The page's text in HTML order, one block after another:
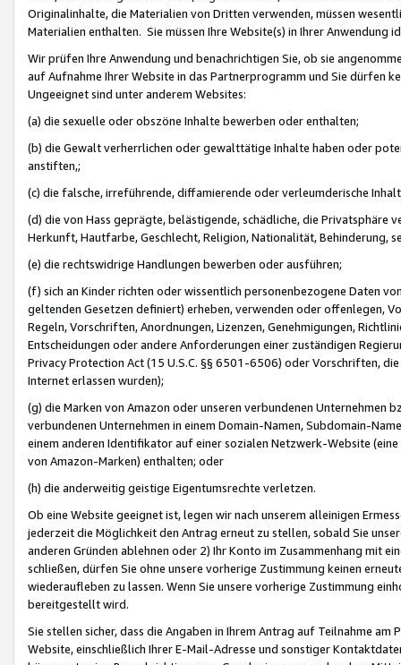
Originalinhalte, die Materialien von Dritten verwenden, müssen
Materialien enthalten. Sie müssen Ihre Website(s) in Ihrer Anwendung
Wir prüfen Ihre Anwendung und benachrichtigen Sie, ob sie
auf Aufnahme Ihrer Website in das Partnerprogramm und Sie dürfen
Ungeeignet sind unter anderem Websites:
(a) die sexuelle oder obszöne Inhalte bewerben oder enthalten;
(b) die Gewalt verherrlichen oder gewalttätige Inhalte haben oder
anstiften,;
(c) die falsche, irreführende, diffamierende oder verleumderische
(d) die von Hass geprägte, belästigende, schädliche, die Privatsphäre
Herkunft, Hautfarbe, Geschlecht, Religion, Nationalität, Behinderung,
(e) die rechtswidrige Handlungen bewerben oder ausführen;
(f) sich an Kinder richten oder wissentlich personenbezogene Daten
geltenden Gesetzen definiert) erheben, verwenden oder offenlegen,
Regeln, Vorschriften, Anordnungen, Lizenzen, Genehmigungen,
Entscheidungen oder andere Anforderungen einer zuständigen
Privacy Protection Act (15 U.S.C. §§ 6501-6506) oder Vorschriften,
Internet erlassen wurden);
(g) die Marken von Amazon oder unseren verbundenen Unternehmen
verbundenen Unternehmen in einem Domain-Namen, Subdomain-
einem anderen Identifikator auf einer sozialen Netzwerk-Website
von Amazon-Marken) enthalten; oder
(h) die anderweitig geistige Eigentumsrechte verletzen.
Ob eine Website geeignet ist, legen wir nach unserem alleinigen
jederzeit die Möglichkeit den Antrag erneut zu stellen, sobald Sie
anderen Gründen ablehnen oder 2) Ihr Konto im Zusammenhang mit
schließen, dürfen Sie ohne unsere vorherige Zustimmung keinen
wiederaufleben zu lassen. Wenn Sie unsere vorherige Zustimmung
bereitgestellt wird.
Sie stellen sicher, dass die Angaben in Ihrem Antrag auf Teilnahme
Website, einschließlich Ihrer E-Mail-Adresse und sonstiger